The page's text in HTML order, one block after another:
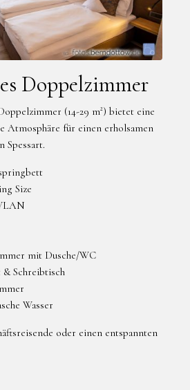
Doppelzimmer
(14-29 m²) bietet eine
Atmosphäre für einen erholsamen
Spessart.
Size
mit Dusche/WC
& Schreibtisch
Wasser
oder einen entspannten